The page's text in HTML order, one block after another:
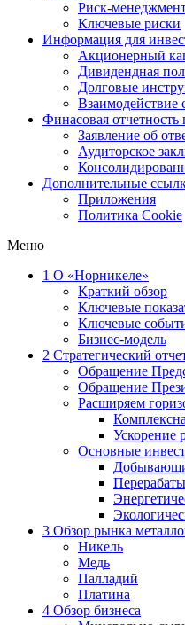
Риск-
Ключевые риски
Информация для
Акционерный
Дивидендная
Долговые
Взаимодействие
Финасовая
Заявление об
Аудиторское
Дополнительные
Приложения
Политика Cookie
Меню
1 О «Норникеле»
Краткий обзор
Ключевые
Ключевые
Бизнес-модель
2 Стратегический
Обращение
Обращение
Расширяем
Ускорение
Основные
3 Обзор рынка
Никель
Медь
Палладий
Платина
4 Обзор бизнеса